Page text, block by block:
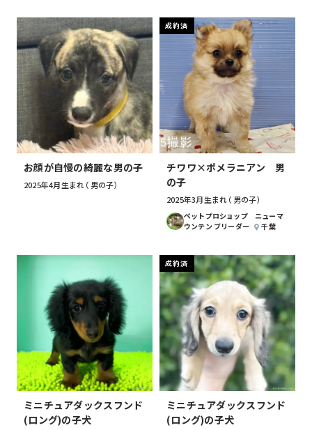
お顔が自慢の綺麗な男の子
2025年4月生まれ （男の子）
成約済
チワワ×ポメラニアン 男
の子
2025年3月生まれ （男の子）
ぺットプロショップ ニューマ
ウンテン ブリーダー
千葉
ミニチュアダックスフンド
(ロング)の子犬
成約済
ミニチュアダックスフンド
(ロング)の子犬